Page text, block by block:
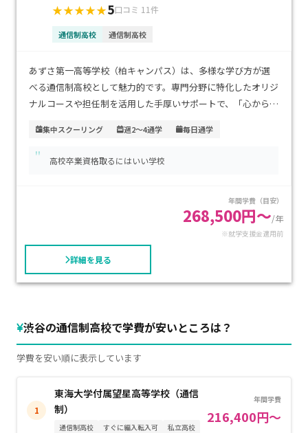
★★★★★5口コミ 11件
通信制高校 通信制高校
あずさ第一高等学校（柏キャンパス）は、多様な学び方が選
べる通信制高校として魅力的です。専門分野に特化したオリジ
ナルコースや担任制を活用した手厚いサポートで、「心から通
アーバンパークライン「柏駅」西口から徒歩約4分と非常に便
利です。学費は年間授業料が約20.4万円に施設費約3.6万～6万
円などが加わりますが、入試特典で施設費が免除される場合
集中スクーリング 週2～4通学 毎日通学
" 高校卒業資格取るにはいい学校
年間学費（目安）
268,500円～/年
※就学支援金適用前
詳細を見る
渋谷の通信制高校で学費が安いところは？
学費を安い順に表示しています
1
東海大学付属望星高等学校（通信
制）
通信制高校 すぐに編入転入可 私立高校
年間学費
216,400円～